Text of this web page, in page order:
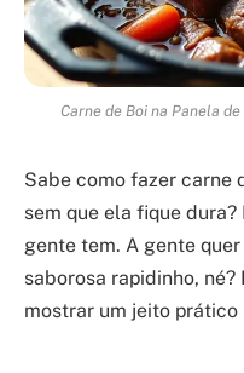
Carne de Boi na Panela
Sabe como fazer carne
sem que ela fique
gente tem. A gente
saborosa rapidinho, né?
mostrar um jeito prático